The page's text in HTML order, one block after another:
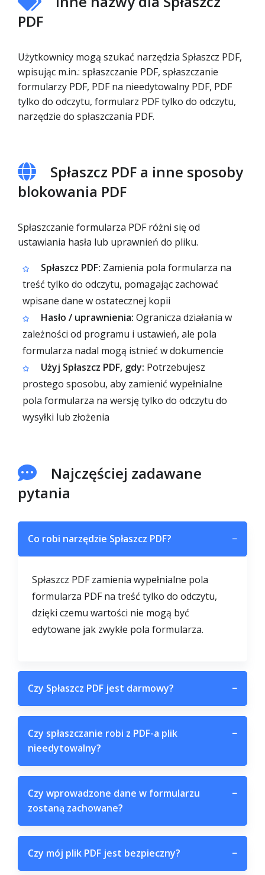
PDF
Użytkownicy mogą szukać narzędzia Spłaszcz PDF,
wpisując m.in.: spłaszczanie PDF, spłaszczanie
formularzy PDF, PDF na nieedytowalny PDF, PDF
tylko do odczytu, formularz PDF tylko do odczytu,
narzędzie do spłaszczania PDF.
Spłaszcz PDF a inne sposoby
blokowania PDF
Spłaszczanie formularza PDF różni się od
ustawiania hasła lub uprawnień do pliku.
Spłaszcz PDF: Zamienia pola formularza na
treść tylko do odczytu, pomagając zachować
wpisane dane w ostatecznej kopii
Hasło / uprawnienia: Ogranicza działania w
zależności od programu i ustawień, ale pola
formularza nadal mogą istnieć w dokumencie
Użyj Spłaszcz PDF, gdy: Potrzebujesz
prostego sposobu, aby zamienić wypełnialne
pola formularza na wersję tylko do odczytu do
wysyłki lub złożenia
Najczęściej zadawane
pytania
Co robi narzędzie Spłaszcz PDF? −
Spłaszcz PDF zamienia wypełnialne pola
formularza PDF na treść tylko do odczytu,
dzięki czemu wartości nie mogą być
edytowane jak zwykłe pola formularza.
Czy Spłaszcz PDF jest darmowy? −
Czy spłaszczanie robi z PDF-a plik
nieedytowalny?
−
Czy wprowadzone dane w formularzu
zostaną zachowane?
−
Czy mój plik PDF jest bezpieczny? −